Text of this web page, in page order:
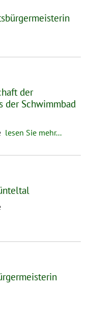
der
der Schwimmbad
lesen Sie mehr...